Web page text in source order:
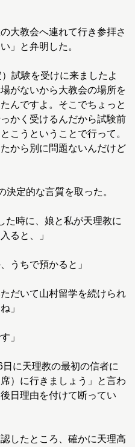
大教会へ連れて行き参拝さ
」と弁明した。
）試験を受けに来ましたよ
がないから大教会の場所を
んですよ。そこでちょっと
かく受けるんだから試験前
こうということで行って。
から別に問題ないんだけど
決定的な言質を取った。
た時に、娘と私が天理教に
ると、」
うちで預かると」
ただいて山村留学を続けられ
」
」
に天理教の最初の信者に
）に行きましょう」と言わ
日理由を付けて断ってい
したところ、確かに天理高